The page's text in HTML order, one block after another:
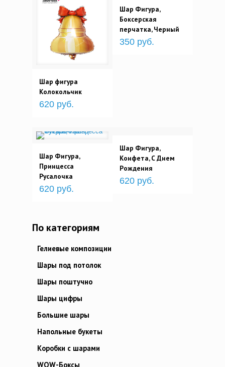
Шар фигура
Колокольчик
620 руб.
Шар Фигура,
Боксерская
перчатка, Черный
350 руб.
Шар Фигура,
Принцесса
Русалочка
620 руб.
Шар Фигура,
Конфета, С Днем
Рождения
620 руб.
По категориям
Гелиевые композиции
Шары под потолок
Шары поштучно
Шары цифры
Большие шары
Напольные букеты
Коробки с шарами
WOW-Боксы